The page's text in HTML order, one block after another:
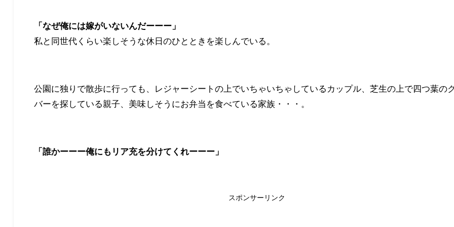
「なぜ俺には嫁がいないんだーーー」
私と同世代くらい楽しそうな休日のひとときを楽しんでいる。
公園に独りで散歩に行っても、レジャーシートの上でいちゃいちゃしているカップル、芝生の上で四つ葉の
バーを探している親子、美味しそうにお弁当を食べている家族・・・。
「誰かーーー俺にもリア充を分けてくれーーー」
スポンサーリンク